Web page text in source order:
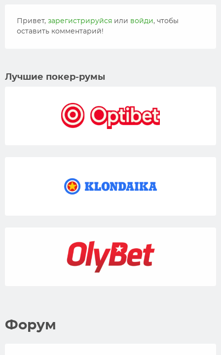
Привет, зарегистрируйся или войди, чтобы
оставить комментарий!
Лучшие покер-румы
Форум